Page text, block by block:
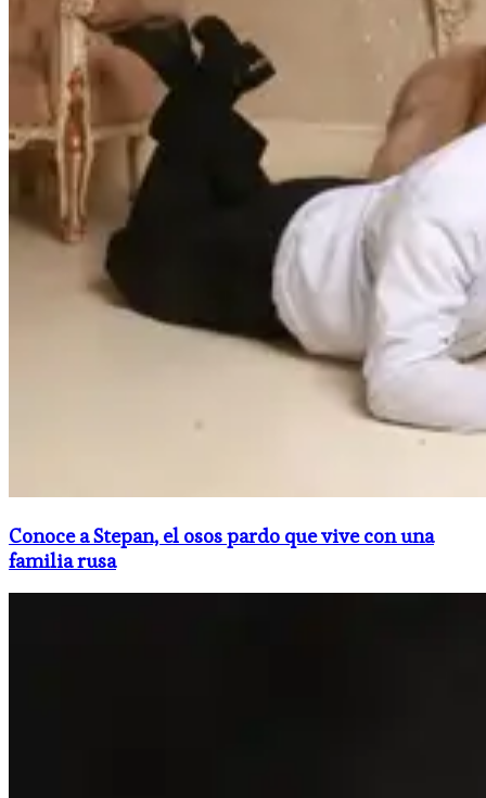
Conoce a Stepan, el osos pardo que vive con una
familia rusa